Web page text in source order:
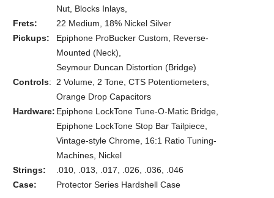
Nut, Blocks Inlays,
Frets:
22 Medium, 18% Nickel Silver
Pickups:
Epiphone ProBucker Custom, Reverse-
Mounted (Neck),
Seymour Duncan Distortion (Bridge)
Controls:
2 Volume, 2 Tone, CTS Potentiometers,
Orange Drop Capacitors
Hardware: Epiphone LockTone Tune-O-Matic Bridge,
Epiphone LockTone Stop Bar Tailpiece,
Vintage-style Chrome, 16:1 Ratio Tuning-
Machines, Nickel
Strings:
.010, .013, .017, .026, .036, .046
Case:
Protector Series Hardshell Case